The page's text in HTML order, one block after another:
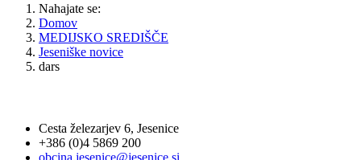
Nahajate se:
Domov
MEDIJSKO SREDIŠČE
Jeseniške novice
dars
Cesta železarjev 6, Jesenice
+386 (0)4 5869 200